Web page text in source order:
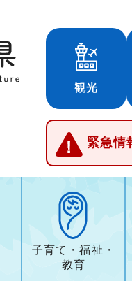
観光
緊急情
子育て・福祉・
教育